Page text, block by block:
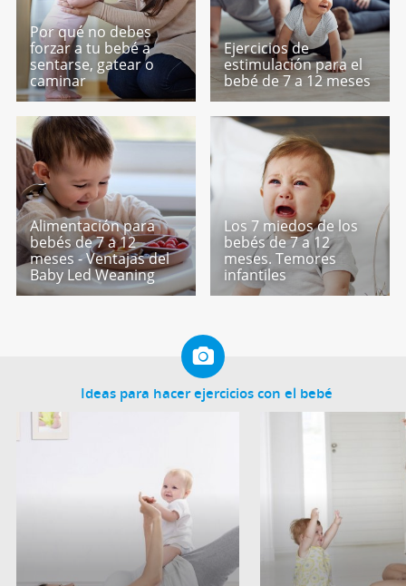
Por qué no debes
forzar a tu bebé a
sentarse, gatear o
caminar
Ejercicios de
estimulación para el
bebé de 7 a 12 meses
Alimentación para
bebés de 7 a 12
meses - Ventajas del
Baby Led Weaning
Los 7 miedos de los
bebés de 7 a 12
meses. Temores
infantiles
Ideas para hacer ejercicios con el bebé